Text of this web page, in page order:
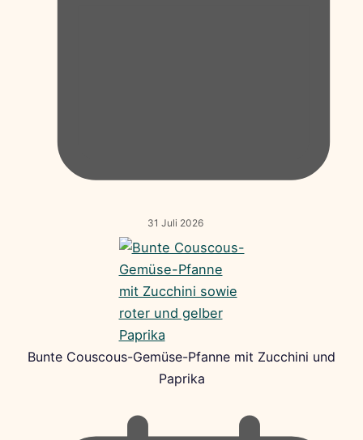
31 Juli 2026
Bunte Couscous-Gemüse-Pfanne mit Zucchini und
Paprika